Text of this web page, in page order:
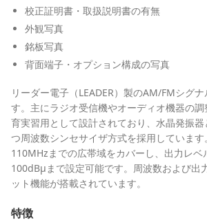
校正証明書・取扱説明書の有無
外観写真
銘板写真
背面端子・オプション構成の写真
リーダー電子（LEADER）製のAM/FMシグ
す。主にラジオ受信機やオーディオ機器の
育実習用として設計されており、水晶発振
つ周波数シンセサイザ方式を採用しています
110MHzまでの広帯域をカバーし、出力レベ
100dBμまで設定可能です。周波数および出
ット機能が搭載されています。
特徴